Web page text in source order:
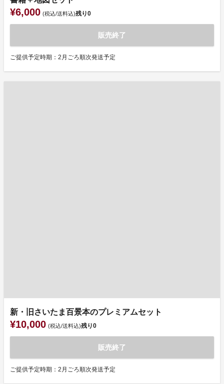
¥6,000 (税込/送料込)残り0
販売終了
ご提供予定時期：2月ごろ順次発送予定
新・旧さいたま百景本のプレミアムセット
¥10,000 (税込/送料込)残り0
販売終了
ご提供予定時期：2月ごろ順次発送予定